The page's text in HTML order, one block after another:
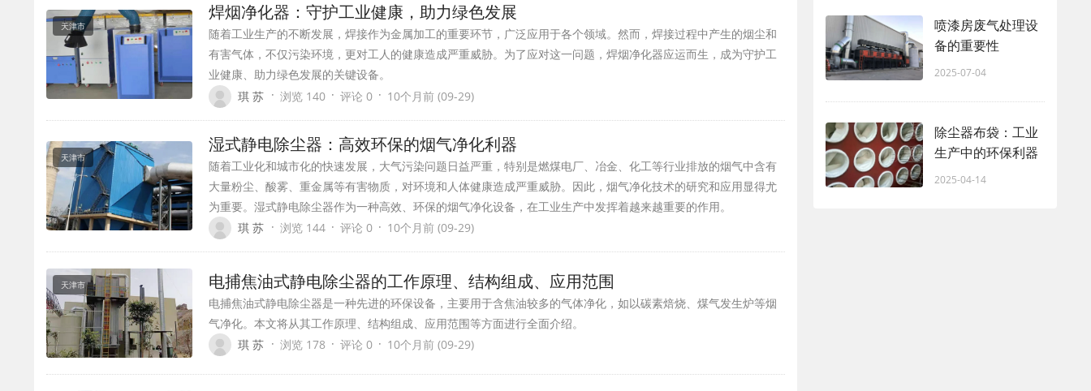
天津市
焊烟净化器：守护工业健康，助力绿色发展
随着工业生产的不断发展，焊接作为金属加工的重要环节，广泛应用于各个领域。然而，焊接过程中产生的烟尘和
有害气体，不仅污染环境，更对工人的健康造成严重威胁。为了应对这一问题，焊烟净化器应运而生，成为守护工
业健康、助力绿色发展的关键设备。
琪 苏 · 浏览 140 · 评论 0 · 10个月前 (09-29)
天津市
湿式静电除尘器：高效环保的烟气净化利器
随着工业化和城市化的快速发展，大气污染问题日益严重，特别是燃煤电厂、冶金、化工等行业排放的烟气中含有
大量粉尘、酸雾、重金属等有害物质，对环境和人体健康造成严重威胁。因此，烟气净化技术的研究和应用显得尤
为重要。湿式静电除尘器作为一种高效、环保的烟气净化设备，在工业生产中发挥着越来越重要的作用。
琪 苏 · 浏览 144 · 评论 0 · 10个月前 (09-29)
天津市 电捕焦油式静电除尘器的工作原理、结构组成、应用范围
电捕焦油式静电除尘器是一种先进的环保设备，主要用于含焦油较多的气体净化，如以碳素焙烧、煤气发生炉等烟
气净化。本文将从其工作原理、结构组成、应用范围等方面进行全面介绍。
琪 苏 · 浏览 178 · 评论 0 · 10个月前 (09-29)
喷漆房废气处理设
备的重要性
2025-07-04
除尘器布袋：工业
生产中的环保利器
2025-04-14